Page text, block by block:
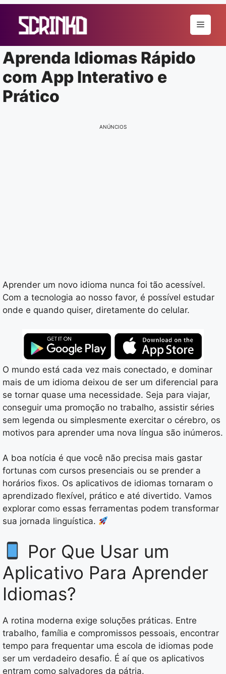
conteúdo
Menu
Aprenda Idiomas Rápido
com App Interativo e
Prático
ANÚNCIOS
Aprender um novo idioma nunca foi tão acessível.
Com a tecnologia ao nosso favor, é possível estudar
onde e quando quiser, diretamente do celular.
O mundo está cada vez mais conectado, e dominar
mais de um idioma deixou de ser um diferencial para
se tornar quase uma necessidade. Seja para viajar,
conseguir uma promoção no trabalho, assistir séries
sem legenda ou simplesmente exercitar o cérebro, os
motivos para aprender uma nova língua são inúmeros.
A boa notícia é que você não precisa mais gastar
fortunas com cursos presenciais ou se prender a
horários fixos. Os aplicativos de idiomas tornaram o
aprendizado flexível, prático e até divertido. Vamos
explorar como essas ferramentas podem transformar
sua jornada linguística.
Por Que Usar um
Aplicativo Para Aprender
Idiomas?
A rotina moderna exige soluções práticas. Entre
trabalho, família e compromissos pessoais, encontrar
tempo para frequentar uma escola de idiomas pode
ser um verdadeiro desafio. É aí que os aplicativos
entram como salvadores da pátria.